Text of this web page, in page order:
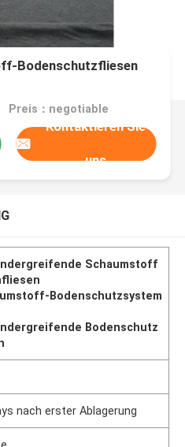
Bodenschutzfliesen
Preis：negotiable
Kontaktieren Sie
uns
Schaumstoff
Bodenschutzsystem
Bodenschutz
nach erster Ablagerung